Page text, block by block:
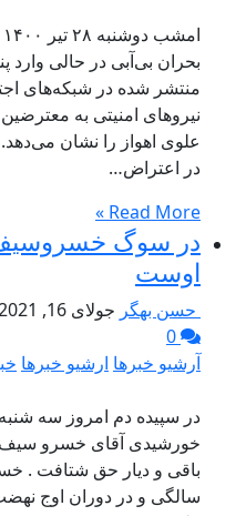
بحران بی‌آبی در حالی
منتشر شده در شبکه‌های
نیروهای امنیتی به
علوی اهواز را نشان
در اعتراض…
Read More »
در سوگ
اوست
حسن بهگر جولای 16, 2021
آرشیو خبرها ارشیو خبرها
خورشیدی آقای خسرو سیف
باقی و دیار حق شتافت .
سالگی و در دوران اوج